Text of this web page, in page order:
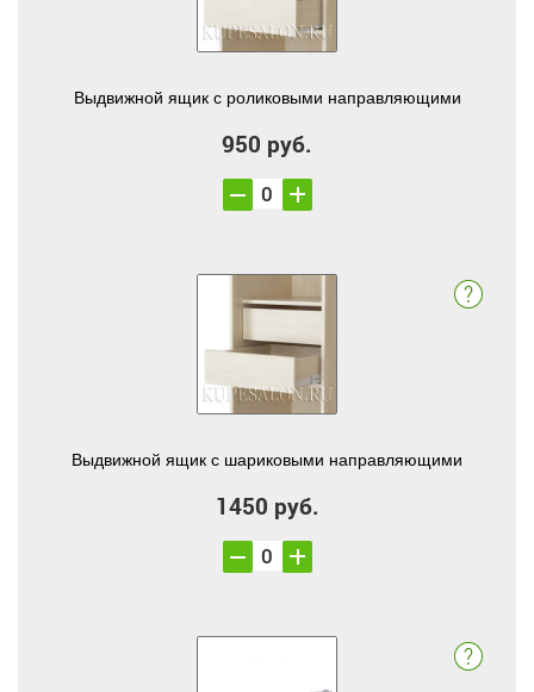
Выдвижной ящик с роликовыми направляющими
950 руб.
Выдвижной ящик с шариковыми направляющими
1450 руб.